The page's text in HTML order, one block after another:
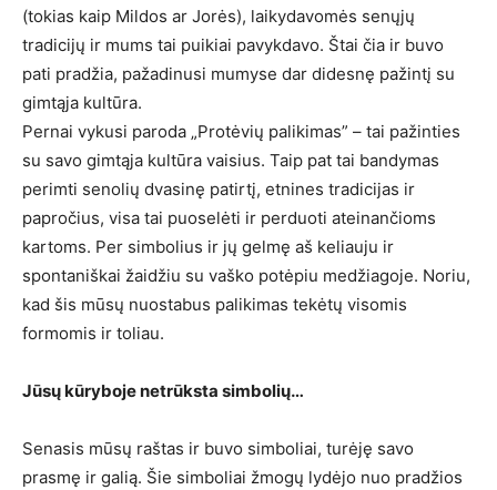
(tokias kaip Mildos ar Jorės), laikydavomės senųjų
tradicijų ir mums tai puikiai pavykdavo. Štai čia ir buvo
pati pradžia, pažadinusi mumyse dar didesnę pažintį su
gimtąja kultūra.
Pernai vykusi paroda „Protėvių palikimas” – tai pažinties
su savo gimtąja kultūra vaisius. Taip pat tai bandymas
perimti senolių dvasinę patirtį, etnines tradicijas ir
papročius, visa tai puoselėti ir perduoti ateinančioms
kartoms. Per simbolius ir jų gelmę aš keliauju ir
spontaniškai žaidžiu su vaško potėpiu medžiagoje. Noriu,
kad šis mūsų nuostabus palikimas tekėtų visomis
formomis ir toliau.
Jūsų kūryboje netrūksta simbolių…
Senasis mūsų raštas ir buvo simboliai, turėję savo
prasmę ir galią. Šie simboliai žmogų lydėjo nuo pradžios